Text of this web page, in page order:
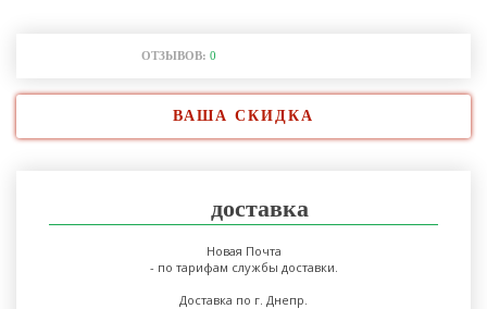
ОТЗЫВОВ: 0
ВАША СКИДКА
доставка
Новая Почта
- по тарифам службы доставки.
Доставка по г. Днепр.